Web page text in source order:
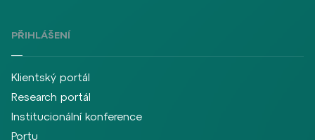
PŘIHLÁŠENÍ
Klientský portál
Research portál
Institucionální konference
Portu